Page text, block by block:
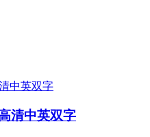
清中英双字